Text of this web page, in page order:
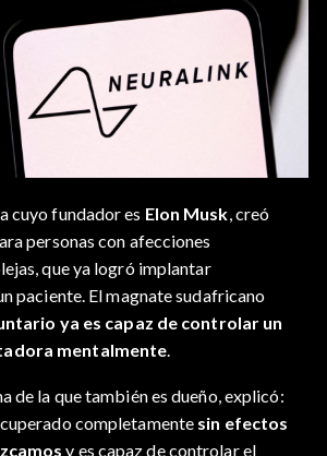
cuyo fundador es Elon Musk , creó
personas con afecciones
que ya logró implantar
paciente. El magnate sudafricano
ya es capaz de controlar un
mentalmente
de la que también es dueño, explicó:
completamente sin efectos
y es capaz de controlar el